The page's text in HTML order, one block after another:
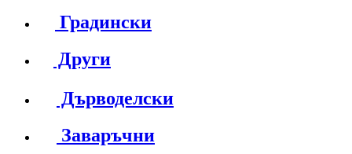
Градински
Други
Дърводелски
Заваръчни